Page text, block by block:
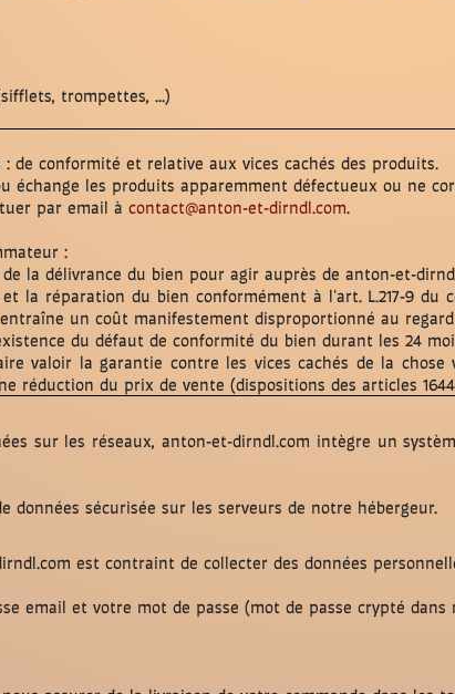
trompettes, ...)
de conformité et relative aux vices cachés des produits.
échange les produits apparemment défectueux ou ne
par email à contact@anton-et-dirndl.com.
:
la délivrance du bien pour agir auprès de anton-et-
la réparation du bien conformément à l'art. L.217-9
un coût manifestement disproportionné au
du défaut de conformité du bien durant les 24
valoir la garantie contre les vices cachés de la
réduction du prix de vente (dispositions des articles
sur les réseaux, anton-et-dirndl.com intègre un
données sécurisée sur les serveurs de notre hébergeur.
est contraint de collecter des données
email et votre mot de passe (mot de passe crypté dans